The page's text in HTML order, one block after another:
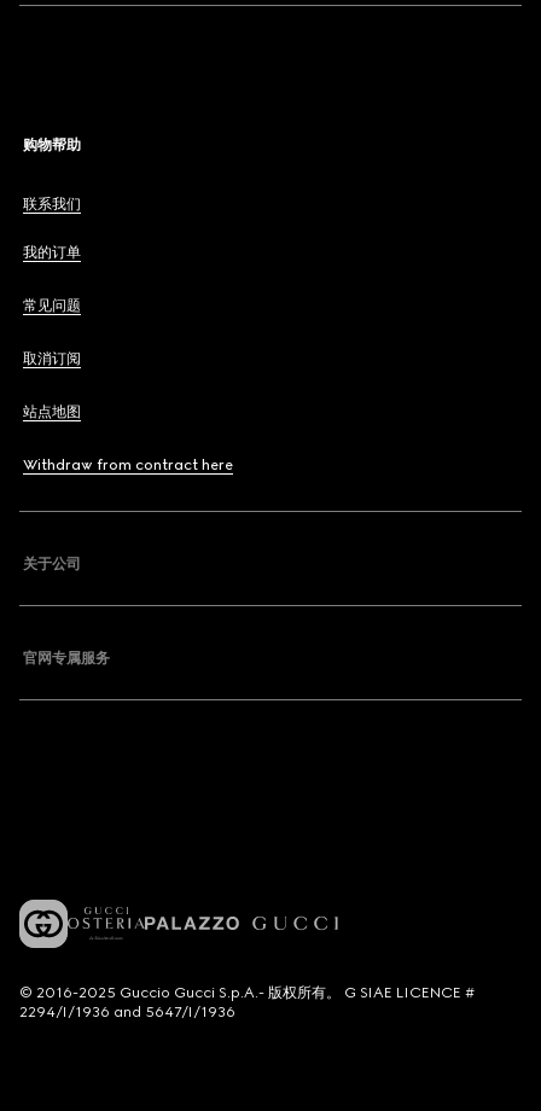
购物帮助
联系我们
我的订单
常见问题
取消订阅
站点地图
Withdraw from contract here
关于公司
官网专属服务
© 2016-2025 Guccio Gucci S.p.A.- 版权所有。 G SIAE LICENCE #
2294/I/1936 and 5647/I/1936